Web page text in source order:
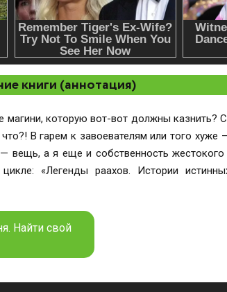
книги (аннотация)
которую вот-вот должны казнить?
В гарем к завоевателям или того
а я еще и собственность
«Легенды раахов. Истории
Найти свой